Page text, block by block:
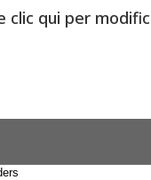
clic qui per